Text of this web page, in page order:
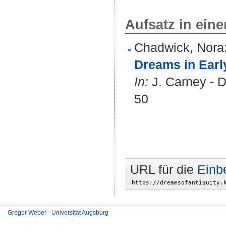
Aufsatz in
Chadwick, Nora
Dreams in
In: J. Carney -
50
URL für die
Gregor Weber - Universität Augsburg